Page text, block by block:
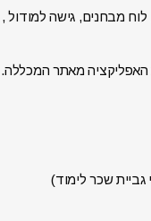
מבחנים, גישה למודול ,
גביית שכר לימוד)